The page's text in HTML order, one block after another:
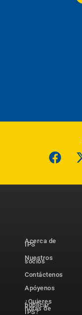
Acerca de
IPS
Nuestros
socios
Contáctenos
Apóyenos
¿Quieres
publicar
notas de
IPS?